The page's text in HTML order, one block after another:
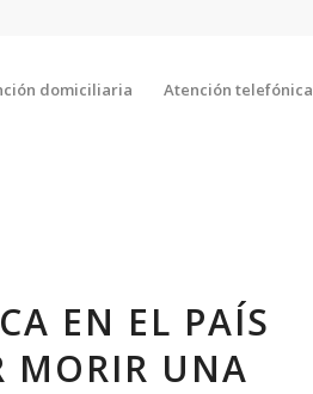
domiciliaria Atención telefónica
EN EL PAÍS
MORIR UNA